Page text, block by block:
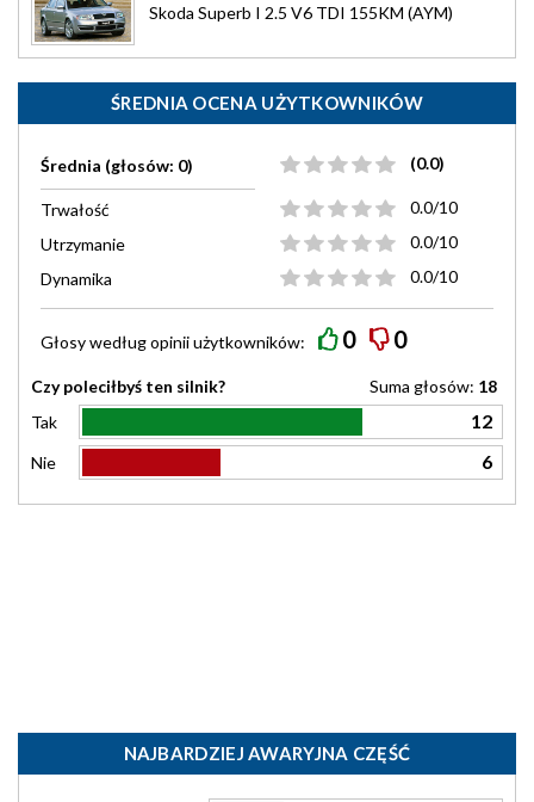
Skoda Superb I 2.5 V6 TDI 155KM (AYM)
ŚREDNIA OCENA UŻYTKOWNIKÓW
Średnia (głosów: 0) (0.0)
Trwałość
0.0/10
Utrzymanie
0.0/10
Dynamika
0.0/10
Głosy wedługopiniiużytkowników: 0 0
Czy poleciłbyś ten silnik? Suma głosów: 18
Tak
12
Nie 6
NAJBARDZIEJ AWARYJNA CZĘŚĆ